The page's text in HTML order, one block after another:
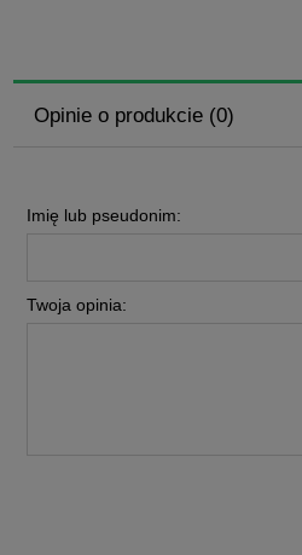
Opinie o produkcie (0)
Imię lub pseudonim:
Twoja opinia: